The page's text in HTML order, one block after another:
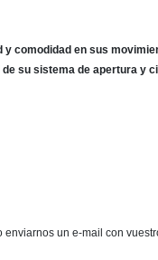
y comodidad en sus
de su sistema de apertura y
un e-mail con